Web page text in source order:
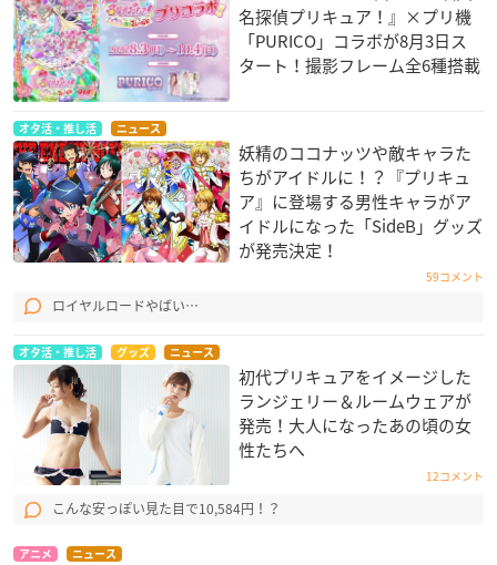
名探偵プリキュア！』×プリ機
「PURICO」コラボが8月3日ス
タート！撮影フレーム全6種搭載
オタ活・推し活 ニュース
妖精のココナッツや敵キャラた
ちがアイドルに！？『プリキュ
ア』に登場する男性キャラがア
イドルになった「SideB」グッズ
が発売決定！
59コメント
ロイヤルロードやばい…
オタ活・推し活 グッズ ニュース
初代プリキュアをイメージした
ランジェリー＆ルームウェアが
発売！大人になったあの頃の女
性たちへ
12コメント
こんな安っぽい見た目で10,584円！？
アニメ ニュース